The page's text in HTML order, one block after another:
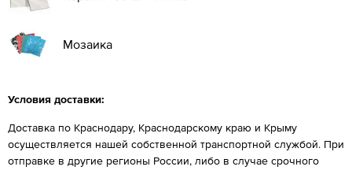
Мозаика
Условия доставки:
Доставка по Краснодару, Краснодарскому краю и Крыму
осуществляется нашей собственной транспортной службой. При
отправке в другие регионы России, либо в случае срочного